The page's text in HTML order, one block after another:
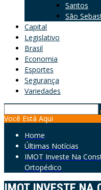
Santos
São
Capital
Legislativo
Brasil
Economia
Esportes
Segurança
Variedades
for:
Você Está Aqui
Home
Últimas Notícias
IMOT Investe Na
Ortopédico